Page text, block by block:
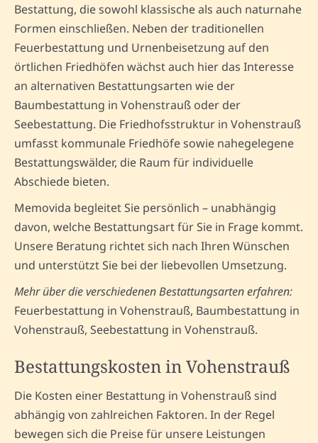
Bestattung, die sowohl klassische als auch naturnahe
Formen einschließen. Neben der traditionellen
Feuerbestattung und Urnenbeisetzung auf den
örtlichen Friedhöfen wächst auch hier das Interesse
an alternativen Bestattungsarten wie der
Baumbestattung in Vohenstrauß oder der
Seebestattung. Die Friedhofsstruktur in Vohenstrauß
umfasst kommunale Friedhöfe sowie nahegelegene
Bestattungswälder, die Raum für individuelle
Abschiede bieten.
Memovida begleitet Sie persönlich – unabhängig
davon, welche Bestattungsart für Sie in Frage kommt.
Unsere Beratung richtet sich nach Ihren Wünschen
und unterstützt Sie bei der liebevollen Umsetzung.
Mehr über die verschiedenen Bestattungsarten erfahren:
Feuerbestattung in Vohenstrauß, Baumbestattung in
Vohenstrauß, Seebestattung in Vohenstrauß.
Bestattungskosten in Vohenstrauß
Die Kosten einer Bestattung in Vohenstrauß sind
abhängig von zahlreichen Faktoren. In der Regel
bewegen sich die Preise für unsere Leistungen